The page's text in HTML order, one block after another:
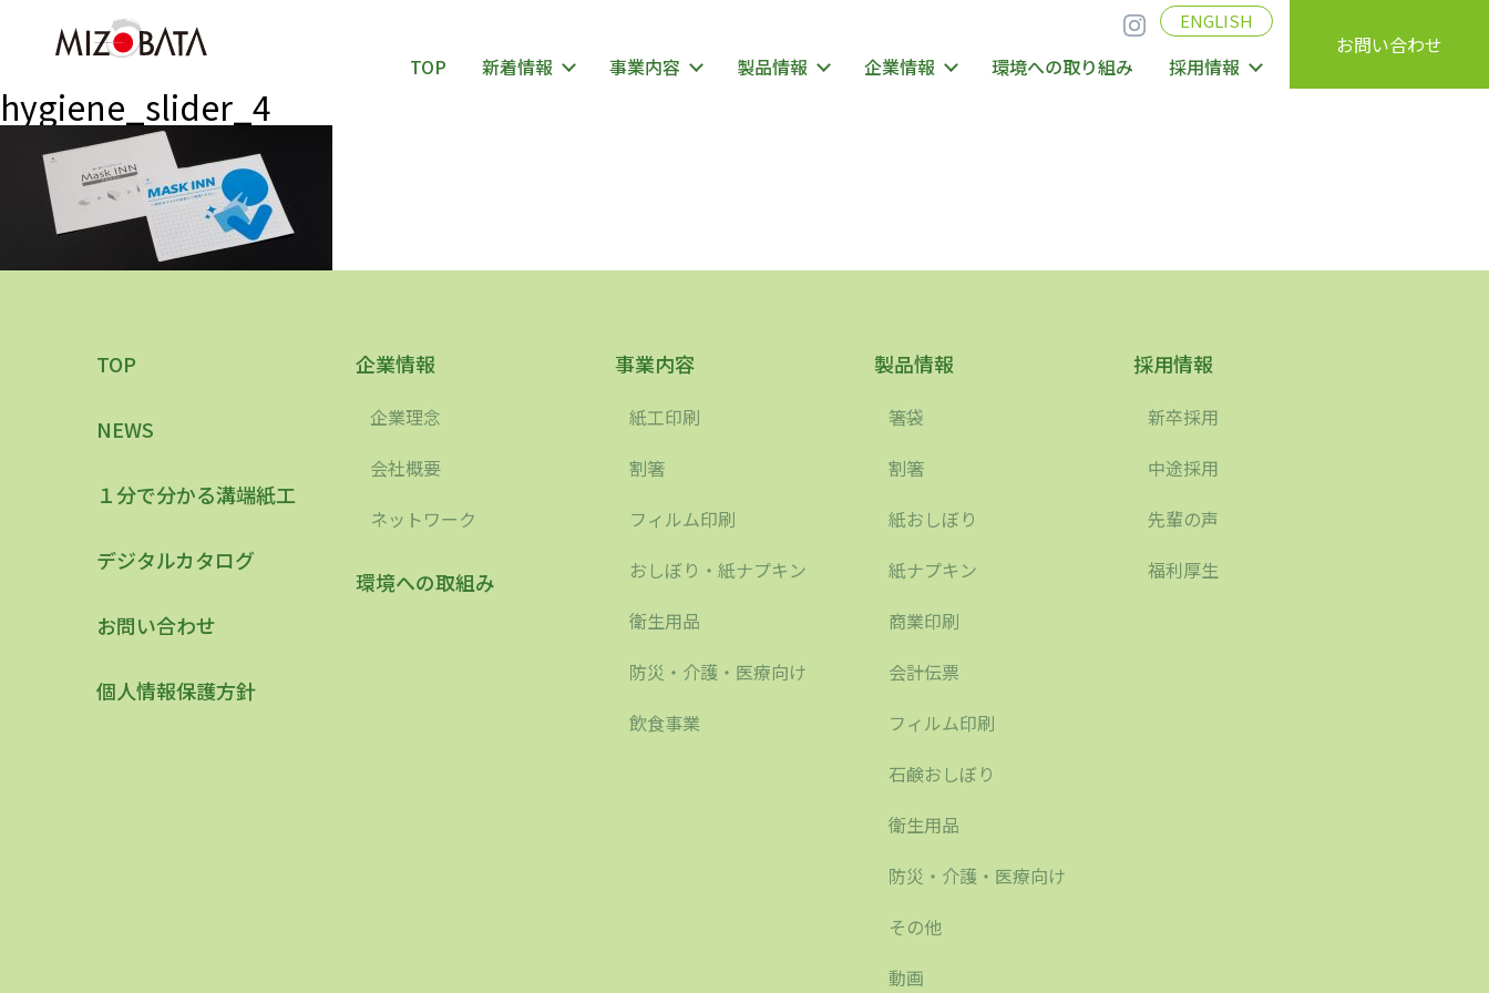
ENGLISH
TOP 新着情報 事業内容 製品情報 企業情報 環境への取り組み 採用情報
お問い合わせ
hygiene_slider_4
TOP
NEWS
１分で分かる溝端紙工
デジタルカタログ
お問い合わせ
個人情報保護方針
企業情報
企業理念
会社概要
ネットワーク
環境への取組み
事業内容
紙工印刷
割箸
フィルム印刷
おしぼり・紙ナプキン
衛生用品
防災・介護・医療向け
飲食事業
製品情報
箸袋
割箸
紙おしぼり
紙ナプキン
商業印刷
会計伝票
フィルム印刷
石鹸おしぼり
衛生用品
防災・介護・医療向け
その他
動画
採用情報
新卒採用
中途採用
先輩の声
福利厚生